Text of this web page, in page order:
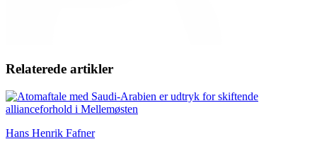
Relaterede artikler
Hans Henrik Fafner